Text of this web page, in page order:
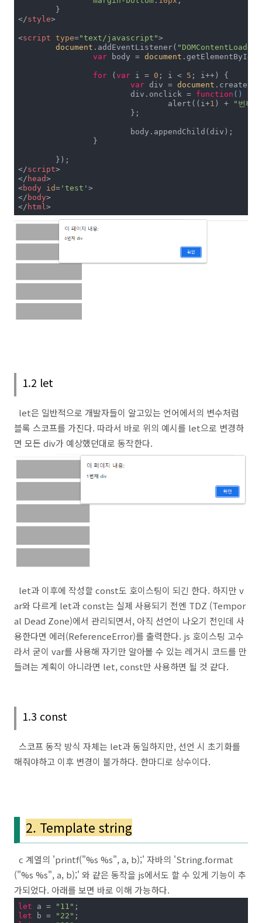
</style>
<script type="text/javascript">
document .addEventListener( "DOMContentLoaded"
var body = document .getElementById(
for (var i = 0 ; i < 5 ; i++) {
var div = document
			div.onclick =
function ( )
				alert((i+
1 ) +
"번째
</script>
</ head>
<body id='test' >
</ body>
</ html >
1.2 let
let은 일반적으로 개발자들이 알고있는 언어에서의 변수처럼
블록 스코프를 가진다. 따라서 바로 위의 예시를 let으로 변경하
면 모든 div가 예상했던대로 동작한다.
let과 이후에 작성할 const도 호이스팅이 되긴 한다. 하지만 v
ar와 다르게 let과 const는 실제 사용되기 전엔 TDZ (Tempor
al Dead Zone)에서 관리되면서, 아직 선언이 나오기 전인데 사
용한다면 에러(ReferenceError)를 출력한다. js 호이스팅 고수
라서 굳이 var를 사용해 자기만 알아볼 수 있는 레거시 코드를 만
들려는 계획이 아니라면 let, const만 사용하면 될 것 같다.
1.3 const
스코프 동작 방식 자체는 let과 동일하지만, 선언 시 초기화를
해줘야하고 이후 변경이 불가하다. 한마디로 상수이다.
2. Template string
c 계열의 'printf("%s %s", a, b);' 자바의 'String.format
("%s %s", a, b);' 와 같은 동작을 js에서도 할 수 있게 기능이 추
가되었다. 아래를 보면 바로 이해 가능하다.
let a = "11"
let b = "22"